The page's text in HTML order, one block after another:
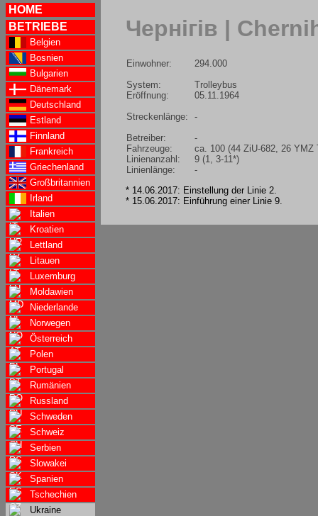
HOME
BETRIEBE
Belgien
Bosnien
Bulgarien
Dänemark
Deutschland
Estland
Finnland
Frankreich
Griechenland
Großbritannien
Irland
Italien
Kroatien
Lettland
Litauen
Luxemburg
Moldawien
Niederlande
Norwegen
Österreich
Polen
Portugal
Rumänien
Russland
Schweden
Schweiz
Serbien
Slowakei
Spanien
Tschechien
Ukraine
Чернігів |
Einwohner:
System:
Eröffnung:
Streckenlänge:
Betreiber:
Fahrzeuge:
Linienanzahl:
Linienlänge:
294.000
Trolleybus
05.11.1964
-
-
ca. 100 (44 ZiU-682, 26
9 (1, 3-11*)
-
* 14.06.2017: Einstellung der Linie 2.
* 15.06.2017: Einführung einer Linie 9.